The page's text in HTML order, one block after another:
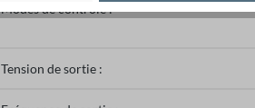
Modes de contrôle :
Tension de sortie :